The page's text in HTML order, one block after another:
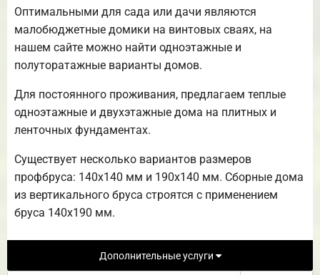
Оптимальными для сада или дачи являются
малобюджетные домики на винтовых сваях, на
нашем сайте можно найти одноэтажные и
полуторатажные варианты домов.
Для постоянного проживания, предлагаем теплые
одноэтажные и двухэтажные дома на плитных и
ленточных фундаментах.
Существует несколько вариантов размеров
профбруса: 140х140 мм и 190х140 мм. Сборные дома
из вертикального бруса строятся с применением
бруса 140х190 мм.
Дополнительные услуги